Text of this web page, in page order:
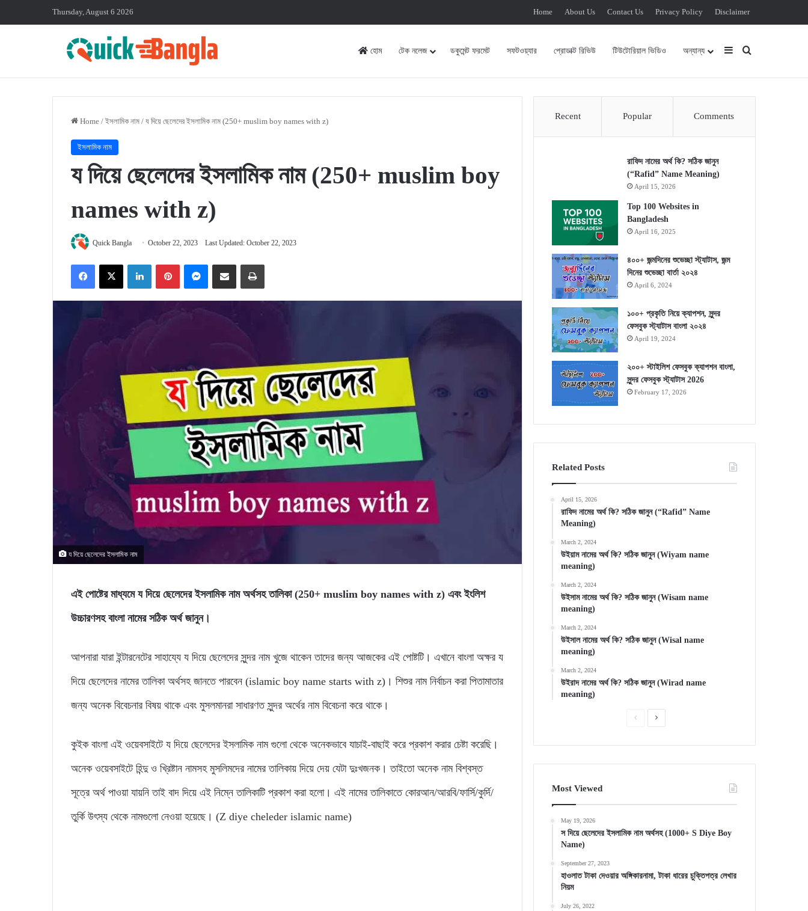
Thursday, August 6 2026 Home About Us Contact Us Privacy Policy Disclaimer
হোম টেক নলেজ ডকুমেন্ট ফরমেট সফটওয়্যার প্রোডাক্ট রিভিউ টিউটোরিয়াল ভিডিও অন্যান্য Sidebar
Home / ইসলামিক নাম / য দিয়ে ছেলেদের ইসলামিক নাম (250+ muslim boy names with z)
ইসলামিক নাম
য দিয়ে ছেলেদের ইসলামিক নাম (250+ muslim boy
names with z)
Quick Bangla October 22, 2023 Last Updated: October 22, 2023
FacebookX LinkedInPinterestMessengerShare via Email Print
য দিয়ে ছেলেদের ইসলামিক নাম
এই পোষ্টের মাধ্যমে য দিয়ে ছেলেদের ইসলামিক নাম অর্থসহ তালিকা (250+ muslim boy names with z) এবং ইংলিশ
উচ্চারণসহ বাংলা নামের সঠিক অর্থ জানুন।
আপনারা যারা ইন্টারনেটের সাহায্যে য দিয়ে ছেলেদের সুন্দর নাম খুজে থাকেন তাদের জন্য আজকের এই পোষ্টটি। এখানে বাংলা অক্ষর য
দিয়ে ছেলেদের নামের তালিকা অর্থসহ জানতে পারবেন (islamic boy name starts with z)। শিশুর নাম নির্বাচন করা পিতামাতার
জন্য অনেক বিবেচনার বিষয় থাকে এবং মুসলমানরা সাধারণত সুন্দর অর্থের নাম বিবেচনা করে থাকে।
কুইক বাংলা এই ওয়েবসাইটে য দিয়ে ছেলেদের ইসলামিক নাম গুলো থেকে অনেকভাবে যাচাই-বাছাই করে প্রকাশ করার চেষ্টা করেছি।
অনেক ওয়েবসাইটে হিন্দু ও খ্রিষ্টান নামসহ মুসলিমদের নামের তালিকায় দিয়ে দেয় যেটা দুঃখজনক। তাইতো অনেক নাম বিশ্বস্ত
সূত্রে অর্থ পাওয়া যায়নি তাই বাদ দিয়ে এই নিম্নে তালিকাটি প্রকাশ করা হলো। এই নামের তালিকাতে কোরআন/আরবি/ফার্সি/কুর্দি/
তুর্কি উৎস্য থেকে নামগুলো নেওয়া হয়েছে। (Z diye cheleder islamic name)
Recent Popular Comments
রাফিদ নামের অর্থ কি? সঠিক জানুন
(“Rafid” Name Meaning)
April 15, 2026
Top 100 Websites in
Bangladesh
April 16, 2025
৪০০+ জন্মদিনের শুভেচ্ছা স্ট্যাটাস, জন্ম
দিনের শুভেচ্ছা বার্তা ২০২৪
April 6, 2024
১০০+ প্রকৃতি নিয়ে ক্যাপশন, সুন্দর
ফেসবুক স্ট্যাটাস বাংলা ২০২৪
April 19, 2024
২০০+ স্টাইলিশ ফেসবুক ক্যাপশন বাংলা,
সুন্দর ফেসবুক স্ট্যাটাস 2026
February 17, 2026
Related Posts
April 15, 2026
রাফিদ নামের অর্থ কি? সঠিক জানুন (“Rafid” Name
Meaning)
March 2, 2024
উইয়াম নামের অর্থ কি? সঠিক জানুন (Wiyam name
meaning)
March 2, 2024
উইসাম নামের অর্থ কি? সঠিক জানুন (Wisam name
meaning)
March 2, 2024
উইসাল নামের অর্থ কি? সঠিক জানুন (Wisal name
meaning)
March 2, 2024
উইরাদ নামের অর্থ কি? সঠিক জানুন (Wirad name
meaning)
PreviousNext
Most Viewed
May 19, 2026
স দিয়ে ছেলেদের ইসলামিক নাম অর্থসহ (1000+ S Diye Boy
Name)
September 27, 2023
হাওলাত টাকা দেওয়ার অঙ্গিকারনামা, টাকা ধারের চুক্তিপত্র লেখার
নিয়ম
July 26, 2022